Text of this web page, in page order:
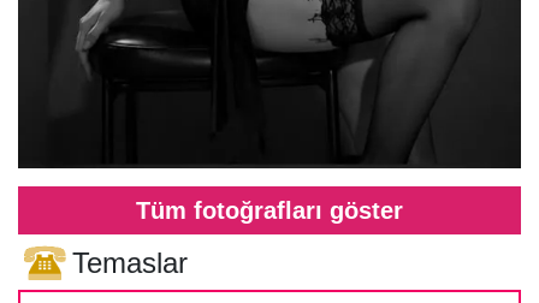
Tüm fotoğrafları göster
Temaslar